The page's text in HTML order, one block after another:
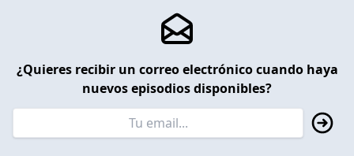
¿Quieres recibir un correo electrónico cuando haya
nuevos episodios disponibles?